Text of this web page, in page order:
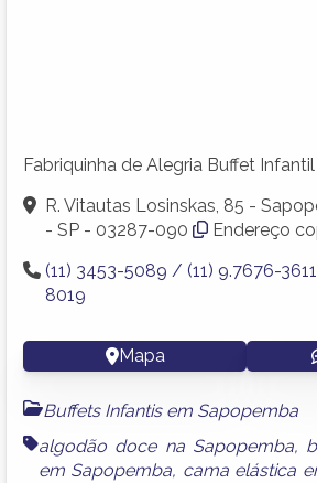
Fabriquinha de Alegria Buffet Infantil
R. Vitautas Losinskas, 85 -
- SP - 03287-090
Endereço
(11) 3453-5089 / (11) 9.7676-
8019
Mapa
Buffets Infantis em Sapopemba
algodão doce na Sapopemba,
em Sapopemba, cama elástica